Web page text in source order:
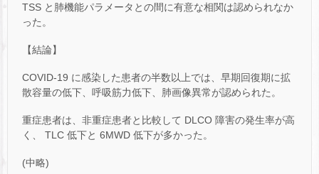
TSS と肺機能パラメータとの間に有意な相関は認められなか
った。
【結論】
COVID-19 に感染した患者の半数以上では、早期回復期に拡
散容量の低下、呼吸筋力低下、肺画像異常が認められた。
重症患者は、非重症患者と比較して DLCO 障害の発生率が高
く、 TLC 低下と 6MWD 低下が多かった。
(中略)